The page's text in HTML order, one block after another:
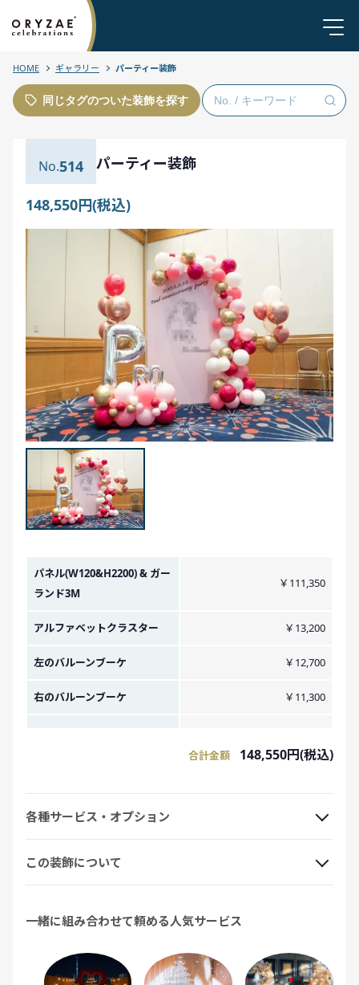
HOME ギャラリー パーティー装飾
同じタグのついた装飾を探す
514 パーティー装飾
148,550円(税込)
金額イメージ
パネル(W120&H2200) & ガー
ランド3M
￥111,350
アルファベットクラスター ￥13,200
左のバルーンブーケ ￥12,700
右のバルーンブーケ ￥11,300
合計金額 148,550円(税込)
各種サービス・オプション
この装飾について
一緒に組み合わせて頼める人気サービス